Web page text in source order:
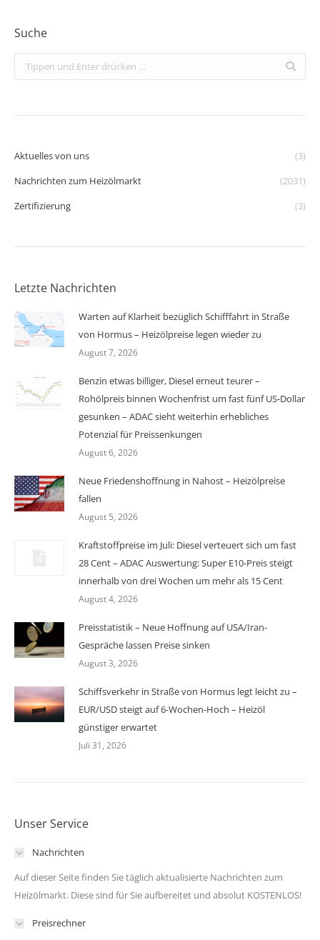
Suche
Search:
Aktuelles von uns
(3)
Nachrichten zum Heizölmarkt
(2031)
Zertifizierung
(3)
Letzte Nachrichten
Warten auf Klarheit bezüglich Schifffahrt in Straße
von Hormus – Heizölpreise legen wieder zu
August 7, 2026
Benzin etwas billiger, Diesel erneut teurer –
Rohölpreis binnen Wochenfrist um fast fünf US-Dollar
gesunken – ADAC sieht weiterhin erhebliches
Potenzial für Preissenkungen
August 6, 2026
Neue Friedenshoffnung in Nahost – Heizölpreise
fallen
August 5, 2026
Kraftstoffpreise im Juli: Diesel verteuert sich um fast
28 Cent – ADAC Auswertung: Super E10-Preis steigt
innerhalb von drei Wochen um mehr als 15 Cent
August 4, 2026
Preisstatistik – Neue Hoffnung auf USA/Iran-
Gespräche lassen Preise sinken
August 3, 2026
Schiffsverkehr in Straße von Hormus legt leicht zu –
EUR/USD steigt auf 6-Wochen-Hoch – Heizöl
günstiger erwartet
Juli 31, 2026
Unser Service
Nachrichten
Auf dieser Seite finden Sie täglich aktualisierte Nachrichten zum
Heizölmarkt. Diese sind für Sie aufbereitet und absolut KOSTENLOS!
Preisrechner